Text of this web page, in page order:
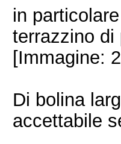
in
terrazzino di
[Immagine:
Di bolina
accettabile